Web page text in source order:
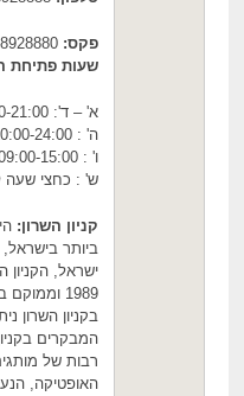
פקס: 09-8928880
שעות פתיחת
א' – ד': 10:00-21:00
ה' : 10:00-24:00
ו' : 09:00-15:00
ש' : כחצי שעה
קניון השרון:
ביותר
ישראל,
1989 וממוקם במרכז נתניה.
בקניון השרון
המבקרים
רבות של
האופטיקה,